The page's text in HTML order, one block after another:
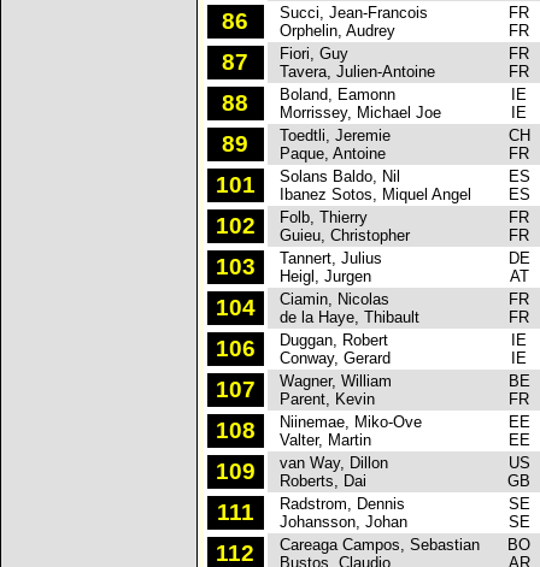
86
Succi, Jean-Francois
Orphelin, Audrey
FR
FR
87
Fiori, Guy
Tavera, Julien-Antoine
FR
FR
88
Boland, Eamonn
Morrissey, Michael Joe
IE
IE
89
Toedtli, Jeremie
Paque, Antoine
CH
FR
101
Solans Baldo, Nil
Ibanez Sotos, Miquel Angel
ES
ES
102
Folb, Thierry
Guieu, Christopher
FR
FR
103
Tannert, Julius
Heigl, Jurgen
DE
AT
104
Ciamin, Nicolas
de la Haye, Thibault
FR
FR
106
Duggan, Robert
Conway, Gerard
IE
IE
107
Wagner, William
Parent, Kevin
BE
FR
108
Niinemae, Miko-Ove
Valter, Martin
EE
EE
109
van Way, Dillon
Roberts, Dai
US
GB
111
Radstrom, Dennis
Johansson, Johan
SE
SE
112
Careaga Campos, Sebastian
Bustos, Claudio
BO
AR